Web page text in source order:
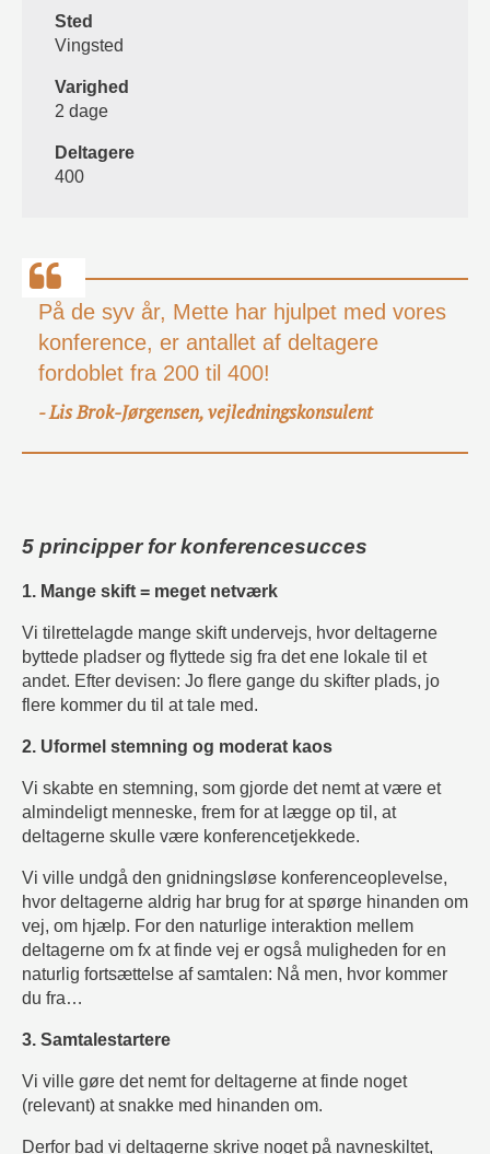
Sted
Vingsted
Varighed
2 dage
Deltagere
400
På de syv år, Mette har hjulpet med vores
konference, er antallet af deltagere
fordoblet fra 200 til 400!
-Lis Brok-Jørgensen, vejledningskonsulent
5 principper for konferencesucces
1. Mange skift = meget netværk
Vi tilrettelagde mange skift undervejs, hvor deltagerne
byttede pladser og flyttede sig fra det ene lokale til et
andet. Efter devisen: Jo flere gange du skifter plads, jo
flere kommer du til at tale med.
2. Uformel stemning og moderat kaos
Vi skabte en stemning, som gjorde det nemt at være et
almindeligt menneske, frem for at lægge op til, at
deltagerne skulle være konferencetjekkede.
Vi ville undgå den gnidningsløse konferenceoplevelse,
hvor deltagerne aldrig har brug for at spørge hinanden om
vej, om hjælp. For den naturlige interaktion mellem
deltagerne om fx at finde vej er også muligheden for en
naturlig fortsættelse af samtalen: Nå men, hvor kommer
du fra…
3. Samtalestartere
Vi ville gøre det nemt for deltagerne at finde noget
(relevant) at snakke med hinanden om.
Derfor bad vi deltagerne skrive noget på navneskiltet,